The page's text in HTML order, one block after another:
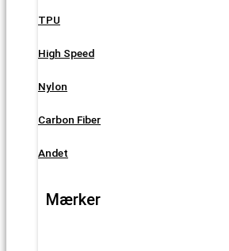
TPU
High Speed
Nylon
Carbon Fiber
Andet
Mærker